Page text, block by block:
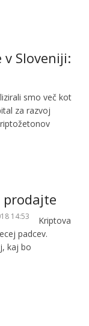
Sloveniji:
smo več kot
za razvoj
prodajte
14:53
Kriptova
padcev.
kaj bo